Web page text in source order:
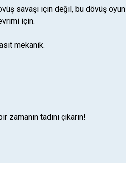
savaşı için değil, bu dövüş
için.
mekanik.
tadını çıkarın!